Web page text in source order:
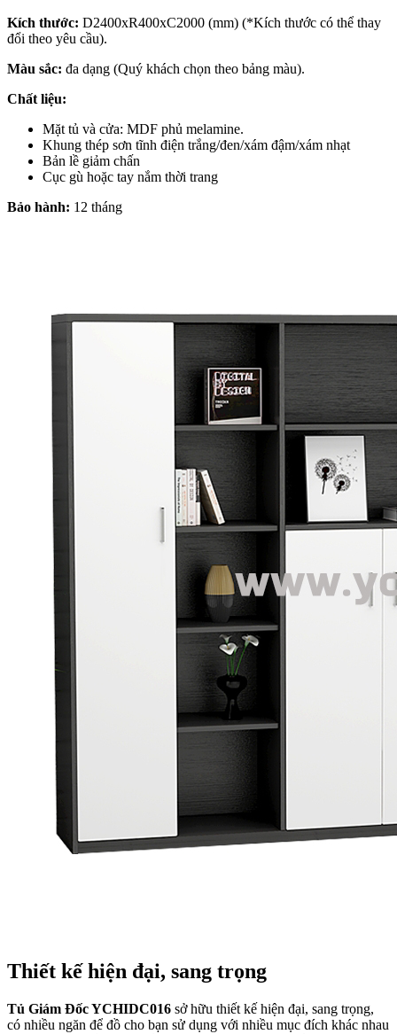
Kích thước: D2400xR400xC2000 (mm) (*Kích thước có thể thay
đổi theo yêu cầu).
Màu sắc: đa dạng (Quý khách chọn theo bảng màu).
Chất liệu:
Mặt tủ và cửa: MDF phủ melamine.
Khung thép sơn tĩnh điện trắng/đen/xám đậm/xám nhạt
Bản lề giảm chấn
Cục gù hoặc tay nắm thời trang
Bảo hành: 12 tháng
Thiết kế hiện đại, sang trọng
Tủ Giám Đốc YCHIDC016 sở hữu thiết kế hiện đại, sang trọng,
có nhiều ngăn để đồ cho bạn sử dụng với nhiều mục đích khác nhau